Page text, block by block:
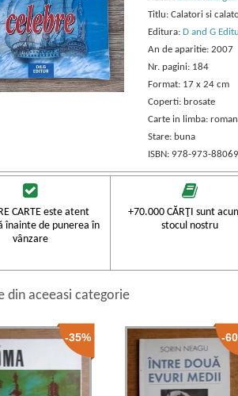
Titlu: Calatori si
Editura: D and G
An de aparitie: 2007
Nr. pagini: 184
Format: 17 x 24 cm
Coperti: brosate
Carte in limba:
Stare: buna
ISBN: 978-973-
CARTE este atent
înainte de punerea în
vânzare
+70.000 CĂRŢI sunt
stocul nostru
din aceeasi categorie
-35% -